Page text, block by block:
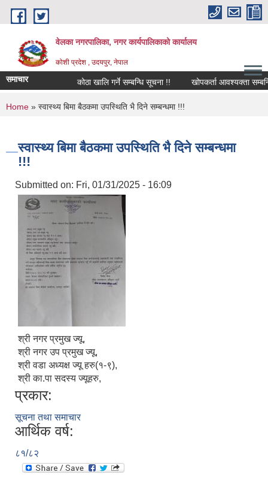
Skip to main content
वेलका नगरपालिका, नगर कार्यपालिकाको कार्यालय
कोशी प्रदेश , उदयपुर, नेपाल
समाचार कोठा खालि गर्ने सम्बन्धि सूचना !! खोपकर्ता आवश्यक्ता सम्बन्धि
You are here
Home » स्वास्थ्य बिमा बैठकमा उपस्थिति भै दिने सम्बन्धमा !!!
स्वास्थ्य बिमा बैठकमा उपस्थिति भै दिने सम्बन्धमा
!!!
Submitted on: Fri, 01/31/2025 - 16:09
श्री नगर प्रमुख ज्यू,
श्री नगर उप प्रमुख ज्यू,
श्री वडा अध्यक्ष ज्यू हरु(१-९),
श्री का.पा सदस्य ज्यूहरु,
प्रकार:
सूचना तथा समाचार
आर्थिक वर्ष:
८१/८२